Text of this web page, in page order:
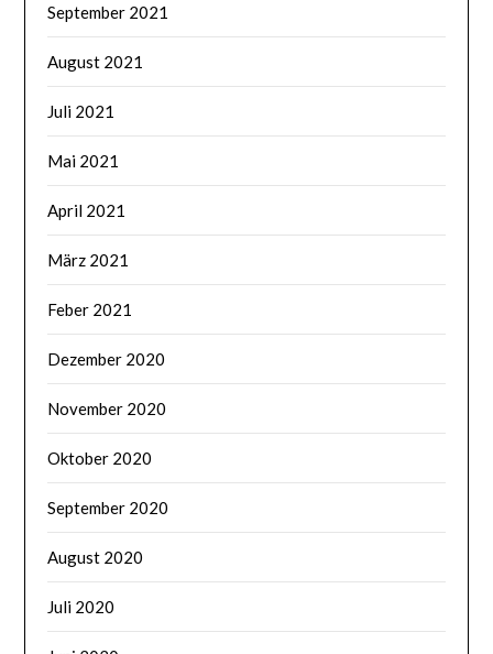
September 2021
August 2021
Juli 2021
Mai 2021
April 2021
März 2021
Feber 2021
Dezember 2020
November 2020
Oktober 2020
September 2020
August 2020
Juli 2020